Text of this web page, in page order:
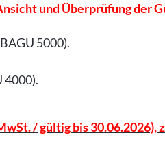
und Überprüfung der
5000).
4000).
/ gültig bis